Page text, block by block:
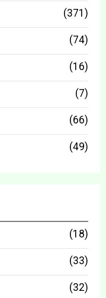
(371)
(74)
(16)
(7)
(66)
(49)
(18)
(33)
(32)